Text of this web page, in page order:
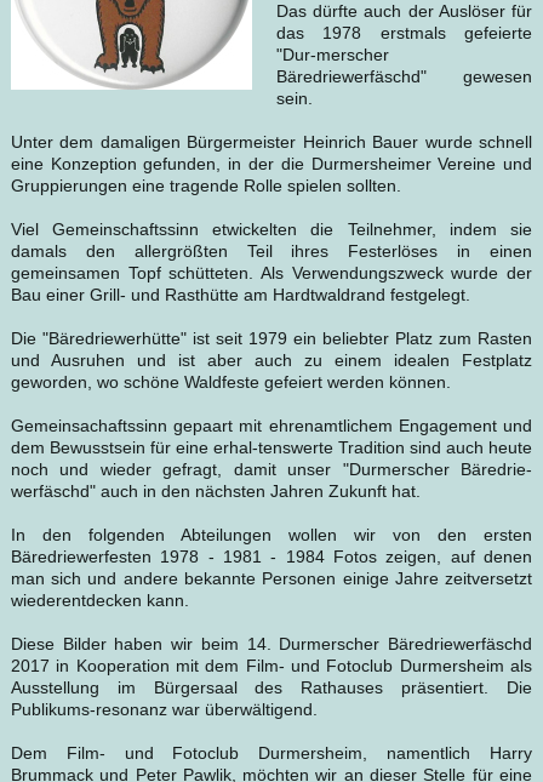
Das dürfte auch der Auslöser für
das 1978 erstmals gefeierte
"Dur-merscher
Bäredriewerfäschd" gewesen
sein.
Unter dem damaligen Bürgermeister Heinrich Bauer wurde schnell
eine Konzeption gefunden, in der die Durmersheimer Vereine und
Gruppierungen eine tragende Rolle spielen sollten.
Viel Gemeinschaftssinn etwickelten die Teilnehmer, indem sie
damals den allergrößten Teil ihres Festerlöses in einen
gemeinsamen Topf schütteten. Als Verwendungszweck wurde der
Bau einer Grill- und Rasthütte am Hardtwaldrand festgelegt.
Die "Bäredriewerhütte" ist seit 1979 ein beliebter Platz zum Rasten
und Ausruhen und ist aber auch zu einem idealen Festplatz
geworden, wo schöne Waldfeste gefeiert werden können.
Gemeinsachaftssinn gepaart mit ehrenamtlichem Engagement und
dem Bewusstsein für eine erhal-tenswerte Tradition sind auch heute
noch und wieder gefragt, damit unser "Durmerscher Bäredrie-
werfäschd" auch in den nächsten Jahren Zukunft hat.
In den folgenden Abteilungen wollen wir von den ersten
Bäredriewerfesten 1978 - 1981 - 1984 Fotos zeigen, auf denen
man sich und andere bekannte Personen einige Jahre zeitversetzt
wiederentdecken kann.
Diese Bilder haben wir beim 14. Durmerscher Bäredriewerfäschd
2017 in Kooperation mit dem Film- und Fotoclub Durmersheim als
Ausstellung im Bürgersaal des Rathauses präsentiert. Die
Publikums-resonanz war überwältigend.
Dem Film- und Fotoclub Durmersheim, namentlich Harry
Brummack und Peter Pawlik, möchten wir an dieser Stelle für eine